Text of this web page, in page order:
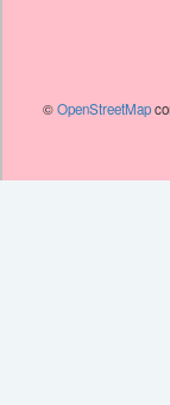
©OpenStreetMap